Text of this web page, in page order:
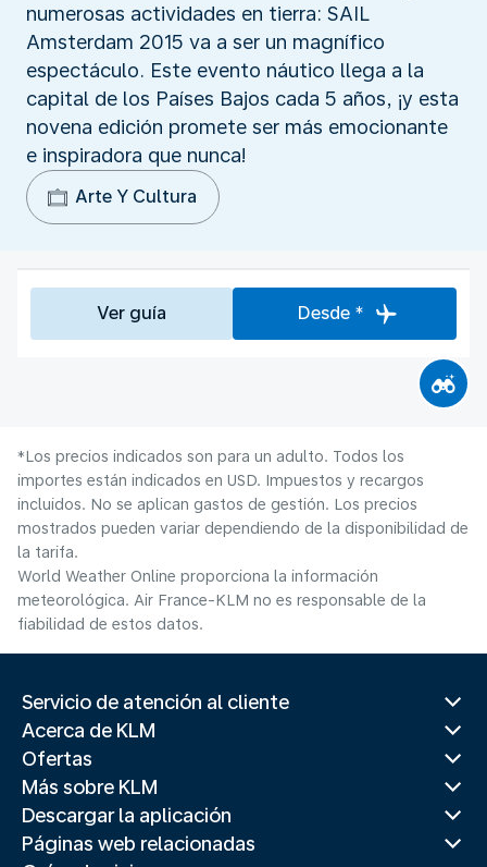
numerosas actividades en tierra: SAIL
Amsterdam 2015 va a ser un magnífico
espectáculo. Este evento náutico llega a la
capital de los Países Bajos cada 5 años, ¡y esta
novena edición promete ser más emocionante
e inspiradora que nunca!
Arte Y Cultura
Ver guía Desde *
*Los precios indicados son para un adulto. Todos los
importes están indicados en USD. Impuestos y recargos
incluidos. No se aplican gastos de gestión. Los precios
mostrados pueden variar dependiendo de la disponibilidad de
la tarifa.
World Weather Online proporciona la información
meteorológica. Air France-KLM no es responsable de la
fiabilidad de estos datos.
Servicio de atención al cliente
Acerca de KLM
Ofertas
Más sobre KLM
Descargar la aplicación
Páginas web relacionadas